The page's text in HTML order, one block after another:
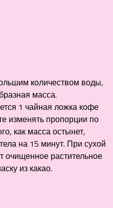
количеством воды,
масса.
1 чайная ложка кофе
изменять пропорции по
как масса остынет,
на 15 минут. При сухой
очищенное растительное
из какао.